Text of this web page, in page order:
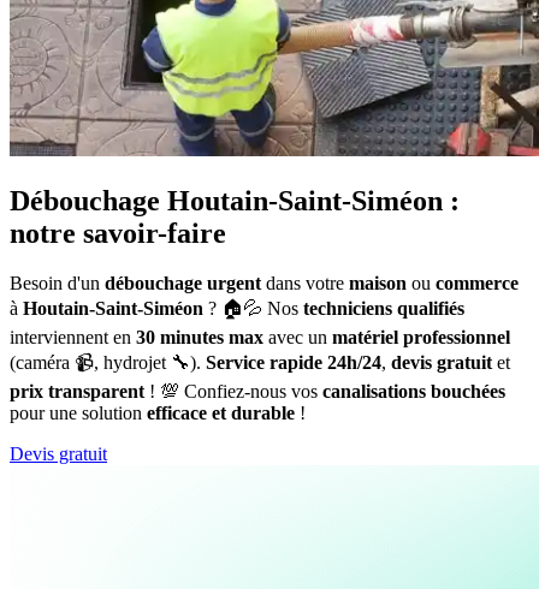
Débouchage Houtain-Saint-Siméon :
notre savoir-faire
Besoin d'un débouchage urgentdans votre maison ou commerce
à Houtain-Saint-Siméon ? 🏠💦 Nos techniciens qualifiés
interviennent en 30 minutes max avec un matériel professionnel
(caméra 📹, hydrojet 🔧). Service rapide 24h/24, devis gratuitet
prix transparent! 💯 Confiez-nous vos canalisations bouchées
pour une solution efficace et durable !
Devis gratuit